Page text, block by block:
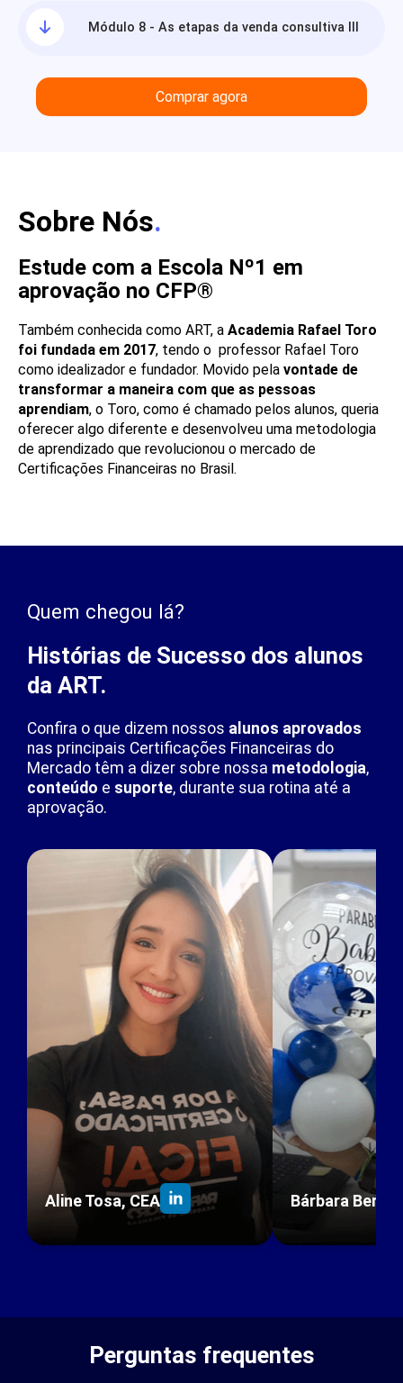
Módulo 8 - As etapas da venda consultiva III
Comprar agora
Sobre Nós.
Estude com a Escola Nº1 em
aprovação no CFP®
Também conhecida como ART, a Academia Rafael Toro
foi fundada em 2017, tendo o professor Rafael Toro
como idealizador e fundador. Movido pela vontade de
transformar a maneira com que as pessoas
aprendiam, o Toro, como é chamado pelos alunos, queria
oferecer algo diferente e desenvolveu uma metodologia
de aprendizado que revolucionou o mercado de
Certificações Financeiras no Brasil.
Quem chegou lá?
Histórias de Sucesso dos alunos
da ART.
Confira o que dizem nossos alunos aprovados
nas principais Certificações Financeiras do
Mercado têm a dizer sobre nossa metodologia,
conteúdo e suporte, durante sua rotina até a
aprovação.
Aline Tosa, CEA Bárbara
Perguntas frequentes